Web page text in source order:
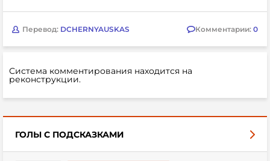
Перевод: DCHERNYAUSKAS Комментарии: 0
Система комментирования находится на
реконструкции.
ГОЛЫ С ПОДСКАЗКАМИ